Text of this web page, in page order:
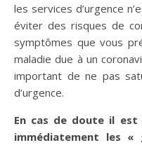
les services d’urgence
éviter des risques de
symptômes que vous
maladie due à un
important de ne pas
d’urgence.
En cas de doute il
immédiatement les